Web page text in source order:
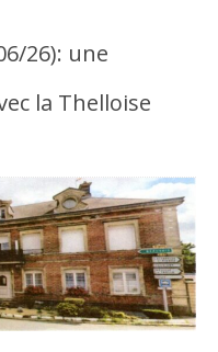
26): une
la Thelloise